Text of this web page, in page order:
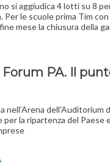
si aggiudica 4 lotti su 8
Per le scuole prima Tim
mese la chiusura della
PA. Il
dell'Auditorium
la ripartenza del Paese